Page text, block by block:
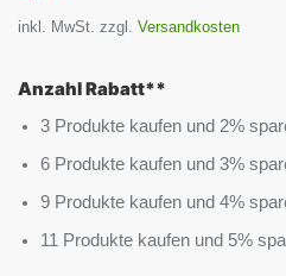
inkl. MwSt. zzgl. Versandkosten
Anzahl Rabatt**
3 Produkte kaufen und 2%
6 Produkte kaufen und 3%
9 Produkte kaufen und 4%
11 Produkte kaufen und 5%